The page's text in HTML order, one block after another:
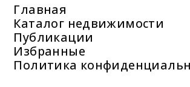
Главная
Каталог недвижимости
Публикации
Избранные
Политика